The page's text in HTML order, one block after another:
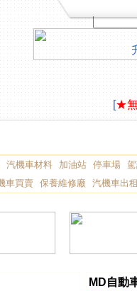
[★
汽機車材料 加油站 停車場
車買賣 保養維修廠 汽機車出
MD自動